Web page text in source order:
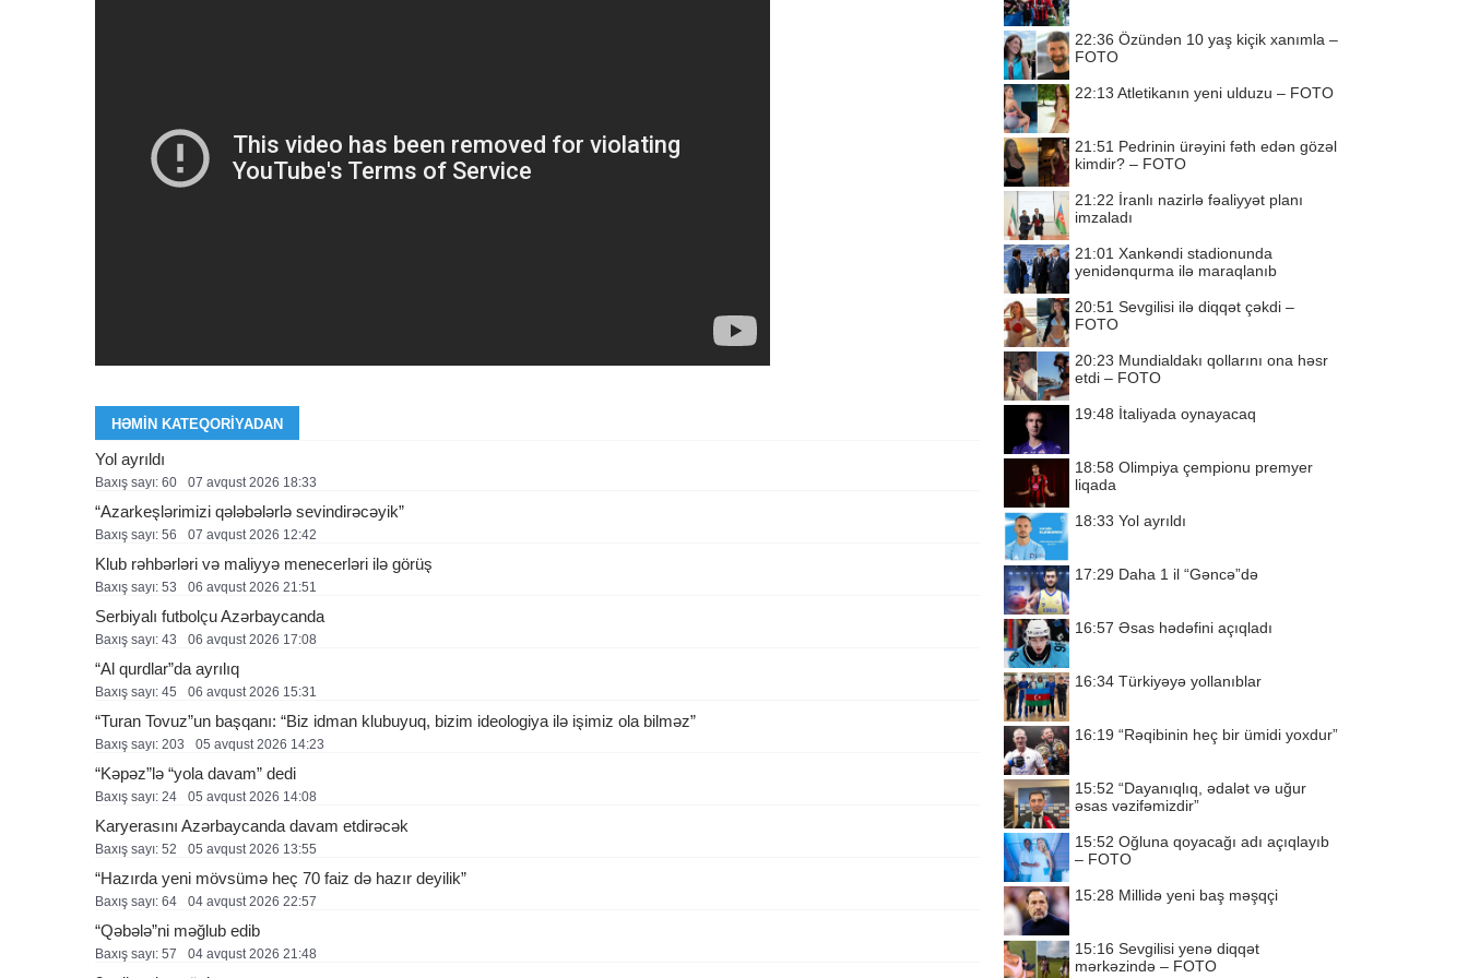
HƏMIN KATEQORIYADAN
Yol ayrıldı
Baxış sayı: 60 07 avqust 2026 18:33
“Azarkeşlərimizi qələbələrlə sevindirəcəyik”
Baxış sayı: 56 07 avqust 2026 12:42
Klub rəhbərləri və maliyyə menecerləri ilə görüş
Baxış sayı: 53 06 avqust 2026 21:51
Serbiyalı futbolçu Azərbaycanda
Baxış sayı: 43 06 avqust 2026 17:08
“Al qurdlar”da ayrılıq
Baxış sayı: 45 06 avqust 2026 15:31
“Turan Tovuz”un başqanı: “Biz idman klubuyuq, bizim ideologiya ilə işimiz ola bilməz”
Baxış sayı: 203 05 avqust 2026 14:23
“Kəpəz”lə “yola davam” dedi
Baxış sayı: 24 05 avqust 2026 14:08
Karyerasını Azərbaycanda davam etdirəcək
Baxış sayı: 52 05 avqust 2026 13:55
“Hazırda yeni mövsümə heç 70 faiz də hazır deyilik”
Baxış sayı: 64 04 avqust 2026 22:57
“Qəbələ”ni məğlub edib
Baxış sayı: 57 04 avqust 2026 21:48
22:36 Özündən 10 yaş kiçik xanımla –
FOTO
22:13 Atletikanın yeni ulduzu – FOTO
21:51 Pedrinin ürəyini fəth edən gözəl
kimdir? – FOTO
21:22 İranlı nazirlə fəaliyyət planı
imzaladı
21:01 Xankəndi stadionunda
yenidənqurma ilə maraqlanıb
20:51 Sevgilisi ilə diqqət çəkdi –
FOTO
20:23 Mundialdakı qollarını ona həsr
etdi – FOTO
19:48 İtaliyada oynayacaq
18:58 Olimpiya çempionu premyer
liqada
18:33 Yol ayrıldı
17:29 Daha 1 il “Gəncə”də
16:57 Əsas hədəfini açıqladı
16:34 Türkiyəyə yollanıblar
16:19 “Rəqibinin heç bir ümidi yoxdur”
15:52 “Dayanıqlıq, ədalət və uğur
əsas vəzifəmizdir”
15:52 Oğluna qoyacağı adı açıqlayıb
– FOTO
15:28 Millidə yeni baş məşqçi
15:16 Sevgilisi yenə diqqət
mərkəzində – FOTO